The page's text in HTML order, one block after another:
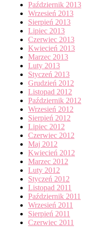
Październik 2013
Wrzesień 2013
Sierpień 2013
Lipiec 2013
Czerwiec 2013
Kwiecień 2013
Marzec 2013
Luty 2013
Styczeń 2013
Grudzień 2012
Listopad 2012
Październik 2012
Wrzesień 2012
Sierpień 2012
Lipiec 2012
Czerwiec 2012
Maj 2012
Kwiecień 2012
Marzec 2012
Luty 2012
Styczeń 2012
Listopad 2011
Październik 2011
Wrzesień 2011
Sierpień 2011
Czerwiec 2011